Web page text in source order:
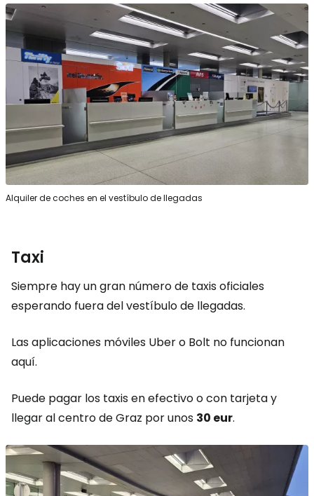
Alquiler de coches en el vestíbulo de llegadas
Taxi
Siempre hay un gran número de taxis oficiales
esperando fuera del vestíbulo de llegadas.
Las aplicaciones móviles Uber o Bolt no funcionan
aquí.
Puede pagar los taxis en efectivo o con tarjeta y
llegar al centro de Graz por unos 30 eur.